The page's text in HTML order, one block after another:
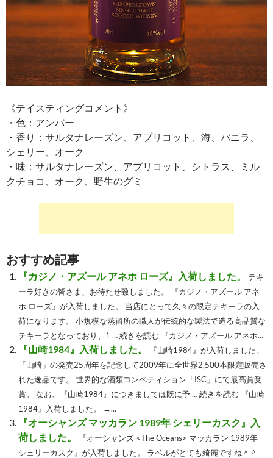
《テイスティングコメント》
・色：アンバー
・香り：サルタナレーズン、アプリコット、海、バニラ、
シェリー、オーク
・味：サルタナレーズン、アプリコット、シトラス、ミル
クチョコ、オーク、野生のグミ
おすすめ記事
『カジノ・アズール アネホ ローズ』入荷しました。
テキ
ーラ好きの皆さま、お待たせ致しました。 『カジノ・アズール アネ
ホ ローズ』が入荷しました。 当店にとって久々の限定テキーラの入
荷になります。 小規模な蒸留所の職人が伝統的な製法で造る高品質な
テキーラとなっており、1 … 続きを読む 『カジノ・アズール アネホ...
『山崎1984』入荷しました。
『山崎1984』が入荷しました。
「山崎」の発売25周年を記念して2009年に全世界2,500本限定販売さ
れた逸品です。 世界的な酒類コンペティション「ISC」にて最高賞受
賞。 なお、『山崎1984』につきましては既に予 … 続きを読む 『山崎
1984』入荷しました。 →...
『オーシャンズマッカラン 1989年 シェリーカスク』入
荷しました。
『オーシャンズ <The Oceans> マッカラン 1989年
シェリーカスク』が入荷しました。 ラベルがとても綺麗ですね＾＾